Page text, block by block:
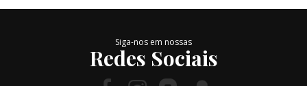
Siga-nos em nossas
Redes Sociais